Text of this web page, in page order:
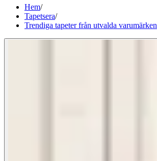
Hem/
Tapetsera/
Trendiga tapeter från utvalda varumärken